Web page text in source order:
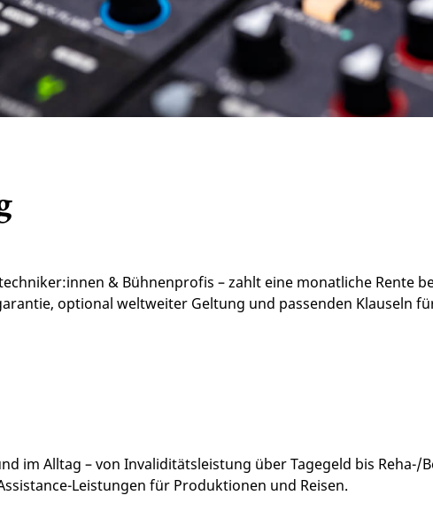
& Bühnenprofis – zahlt eine monatliche Rente
optional weltweiter Geltung und passenden Klauseln
im Alltag – von Invaliditätsleistung über Tagegeld bis Reha-/
Leistungen für Produktionen und Reisen.